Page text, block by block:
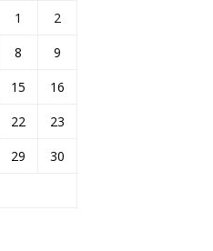
1
2
8
9
15
16
22
23
29
30